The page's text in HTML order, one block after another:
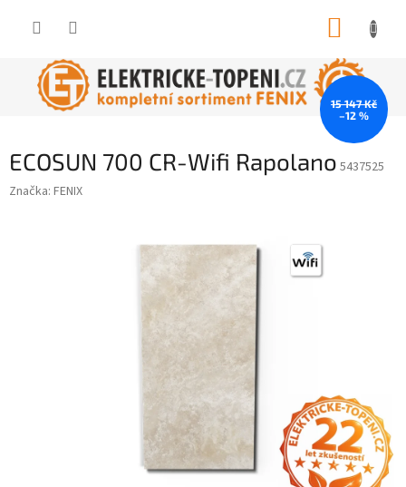
ECOSUN 700 CR-Wifi Rapolano 5437525
Značka: FENIX
15 147 Kč
–12 %